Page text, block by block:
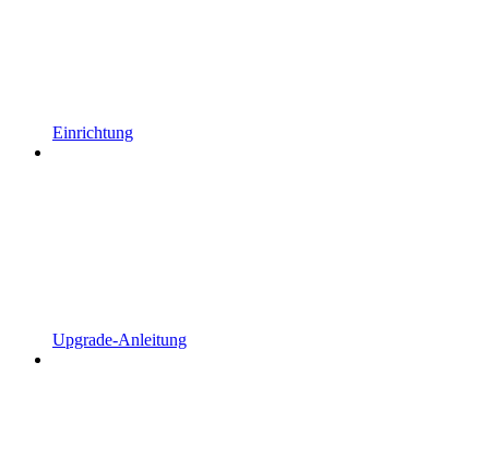
Einrichtung
Upgrade-Anleitung